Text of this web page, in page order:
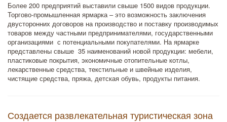
Более 200 предприятий выставили свыше 1500 видов продукции.
Торгово-промышленная ярмарка – это возможность заключения
двусторонних договоров на производство и поставку производимых
товаров между частными предпринимателями, государственными
организациями с потенциальными покупателями. На ярмарке
представлены свыше 35 наименований новой продукции: мебели,
пластиковые покрытия, экономичные отопительные котлы,
лекарственные средства, текстильные и швейные изделия,
чистящие средства, пряжа, детская обувь, продукты питания.
Создается развлекательная туристическая зона